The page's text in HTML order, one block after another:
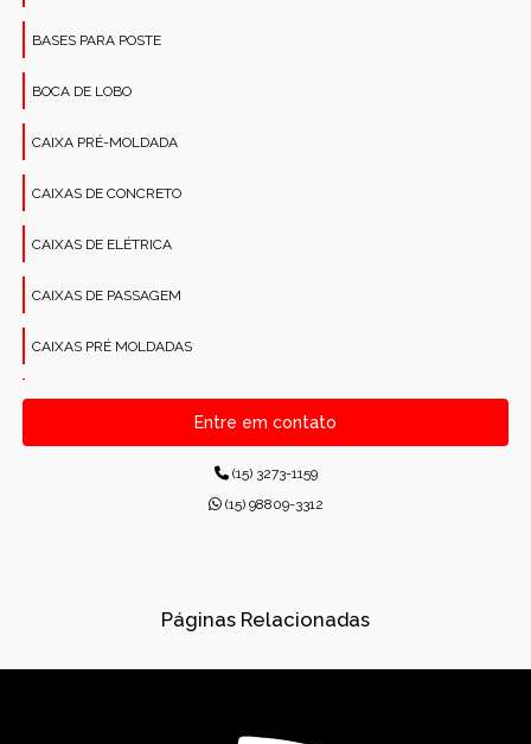
BASES PARA POSTE
BOCA DE LOBO
CAIXA PRÉ-MOLDADA
CAIXAS DE CONCRETO
CAIXAS DE ELÉTRICA
CAIXAS DE PASSAGEM
CAIXAS PRÉ MOLDADAS
CANALETAS PRÉ-MOLDADAS RETANGULARES
CONCRETO PARA CONSTRUÇÕES
CONCRETO USINADO INDUSTRIAL
Entre em contato
(15) 3273-1159
(15) 98809-3312
Páginas Relacionadas